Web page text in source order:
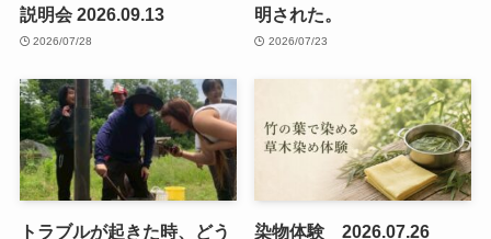
説明会 2026.09.13
2026/07/28
明された。
2026/07/23
トラブルが起きた時、どう
染物体験 2026.07.26